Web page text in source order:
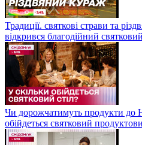
Традиції. святкові страви та
відкрився благодійний
Чи дорожчатимуть продукти до
обійдеться святковий